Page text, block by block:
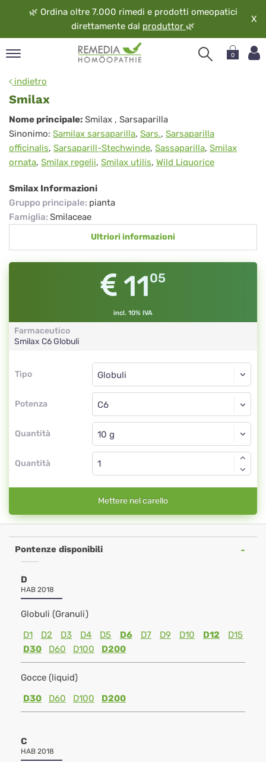
🌿 Ordina oltre 7.000 rimedi e prodotti omeopatici
direttamente dal produttor 🌿
X
0
indietro
Smilax
Smilax
Nome principale: Smilax , Sarsaparilla
Sinonimo: Samilax sarsaparilla, Sars., Sarsaparilla
officinalis, Sarsaparill-Stechwinde, Sassaparilla, Smilax
ornata, Smilax regelii, Smilax utilis, Wild Liquorice
Smilax Informazioni
Gruppo principale: pianta
Famiglia: Smilaceae
Ultriori informazioni
1105
incl. 10% IVA
Farmaceutico
Smilax C6Globuli
Tipo
Tipo
Potenza
Globuli
C6
Quantità
Globuli
Quantità
Mettere nel carello
Pontenze disponibili
D
HAB 2018
Globuli (Granuli)
D1
D2 D3 D4 D5 D6 D7 D9 D10 D12
D15
D30
D60 D100 D200
Gocce (liquid)
D30
D60 D100 D200
C
HAB 2018